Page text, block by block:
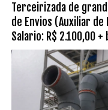
Terceirizada de
de Envios (Auxiliar
Salario: R$ 2.100,00